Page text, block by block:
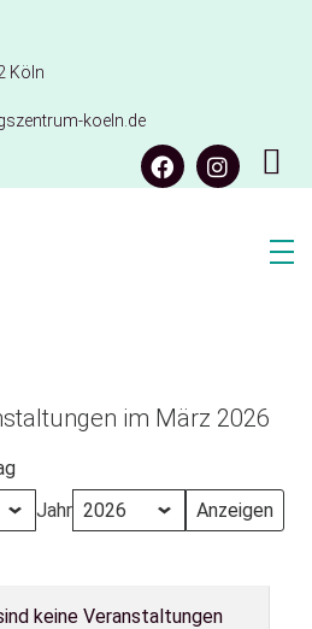
Köln
koeln.de
im März 2026
Jahr
keine Veranstaltungen